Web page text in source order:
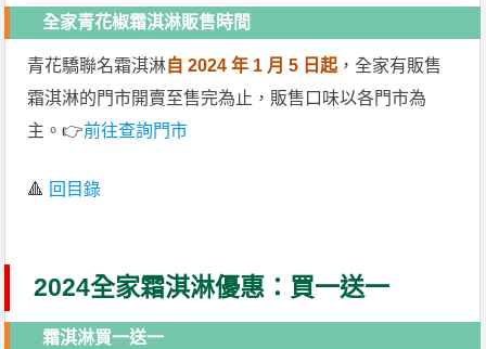
全家青花椒霜淇淋販售時間
青花驕聯名霜淇淋自 2024 年 1 月 5 日起 ，全家有販售
霜淇淋的門市開賣至售完為止，販售口味以各門市為
主。👉前往查詢門市
🔺 回目錄
2024全家霜淇淋優惠：買一送一
霜淇淋買一送一